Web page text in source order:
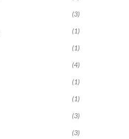
(3)
(1)
(1)
(4)
(1)
(1)
(3)
(3)